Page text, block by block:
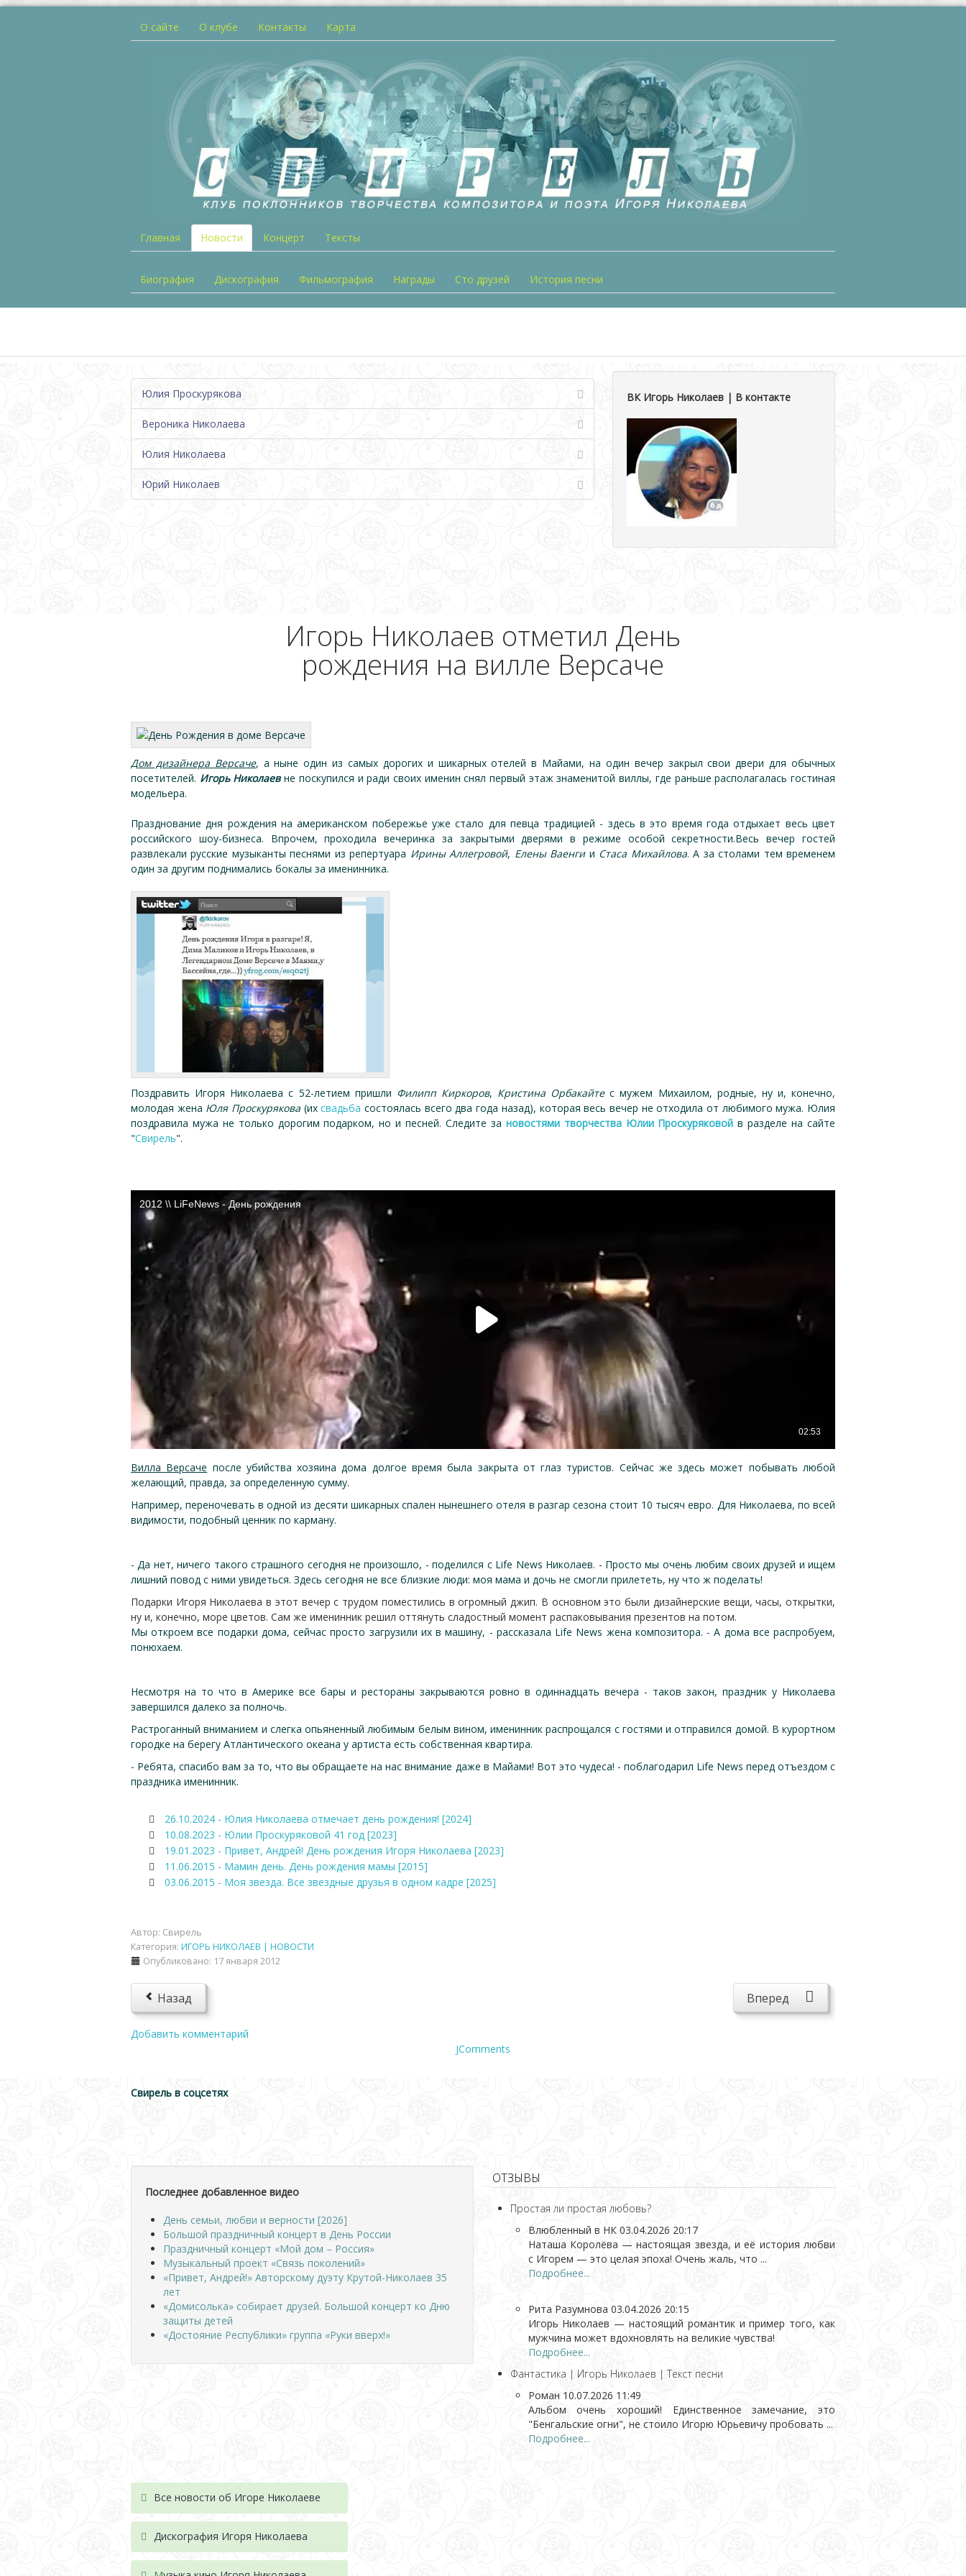
О сайте О клубе Контакты Карта
Главная Новости Концерт Тексты
Биография Дискография Фильмография Награды Сто друзей История песни
Юлия Проскурякова
Вероника Николаева
Юлия Николаева
Юрий Николаев
ВК Игорь Николаев | В контакте
Игорь Николаев отметил День
рождения на вилле Версаче
Дом дизайнера Версаче, а ныне один из самых дорогих и шикарных отелей в Майами, на один вечер закрыл свои двери для обычных
посетителей. Игорь Николаевне поскупился и ради своих именин снял первый этаж знаменитой виллы, где раньше располагалась гостиная
модельера.
Празднование дня рождения на американском побережье уже стало для певца традицией - здесь в это время года отдыхает весь цвет
российского шоу-бизнеса. Впрочем, проходила вечеринка за закрытыми дверями в режиме особой секретности.Весь вечер гостей
развлекали русские музыканты песнями из репертуара Ирины Аллегровой, Елены Ваенгии Стаса Михайлова. А за столами тем временем
один за другим поднимались бокалы за именинника.
Поздравить Игоря Николаева с 52-летием пришли Филипп Киркоров, Кристина Орбакайтес мужем Михаилом, родные, ну и, конечно,
молодая жена Юля Проскурякова (ихсвадьба состоялась всего два года назад), которая весь вечер не отходила от любимого мужа. Юлия
поздравила мужа не только дорогим подарком, но и песней. Следите за новостями творчества Юлии Проскуряковой в разделе на сайте
"Свирель".
Вилла Версаче после убийства хозяина дома долгое время была закрыта от глаз туристов. Сейчас же здесь может побывать любой
желающий, правда, за определенную сумму.
Например, переночевать в одной из десяти шикарных спален нынешнего отеля в разгар сезона стоит 10 тысяч евро. Для Николаева, по всей
видимости, подобный ценник по карману.
- Да нет, ничего такого страшного сегодня не произошло, - поделился с Life News Николаев. - Просто мы очень любим своих друзей и ищем
лишний повод с ними увидеться. Здесь сегодня не все близкие люди: моя мама и дочь не смогли прилететь, ну что ж поделать!
Подарки Игоря Николаева в этот вечер с трудом поместились в огромный джип. В основном это были дизайнерские вещи, часы, открытки,
ну и, конечно, море цветов. Сам же именинник решил оттянуть сладостный момент распаковывания презентов на потом.
Мы откроем все подарки дома, сейчас просто загрузили их в машину, - рассказала Life News жена композитора. - А дома все распробуем,
понюхаем.
Несмотря на то что в Америке все бары и рестораны закрываются ровно в одиннадцать вечера - таков закон, праздник у Николаева
завершился далеко за полночь.
Растроганный вниманием и слегка опьяненный любимым белым вином, именинник распрощался с гостями и отправился домой. В курортном
городке на берегу Атлантического океана у артиста есть собственная квартира.
- Ребята, спасибо вам за то, что вы обращаете на нас внимание даже в Майами! Вот это чудеса! - поблагодарил Life News перед отъездом с
праздника именинник.
26.10.2024 - Юлия Николаева отмечает день рождения! [2024]
10.08.2023 - Юлии Проскуряковой 41 год [2023]
19.01.2023 - Привет, Андрей! День рождения Игоря Николаева [2023]
11.06.2015 - Мамин день. День рождения мамы [2015]
03.06.2015 - Моя звезда. Все звездные друзья в одном кадре [2025]
Автор: Свирель
Категория: ИГОРЬ НИКОЛАЕВ | НОВОСТИ
Опубликовано: 17 января 2012
Назад Вперед
Добавить комментарий
JComments
Свирель в соцсетях
Последнее добавленное видео
День семьи, любви и верности [2026]
Большой праздничный концерт в День России
Праздничный концерт «Мой дом – Россия»
Музыкальный проект «Связь поколений»
«Привет, Андрей!» Авторскому дуэту Крутой-Николаев 35
лет
«Домисолька» собирает друзей. Большой концерт ко Дню
защиты детей
«Достояние Республики» группа «Руки вверх!»
ОТЗЫВЫ
Простая ли простая любовь?
Влюбленный в НК 03.04.2026 20:17
Наташа Королёва — настоящая звезда, и её история любви
с Игорем — это целая эпоха! Очень жаль, что ...
Подробнее...
Рита Разумнова 03.04.2026 20:15
Игорь Николаев — настоящий романтик и пример того, как
мужчина может вдохновлять на великие чувства!
Подробнее...
Фантастика | Игорь Николаев | Текст песни
Роман 10.07.2026 11:49
Альбом очень хороший! Единственное замечание, это
"Бенгальские огни", не стоило Игорю Юрьевичу пробовать ...
Подробнее...
Все новости об Игоре Николаеве
Дискография Игоря Николаева